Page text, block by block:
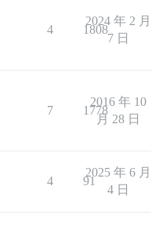
4 1808
2024 年 2 月
7 日
7 1778
2016 年 10
月 28 日
4 91
2025 年 6 月
4 日